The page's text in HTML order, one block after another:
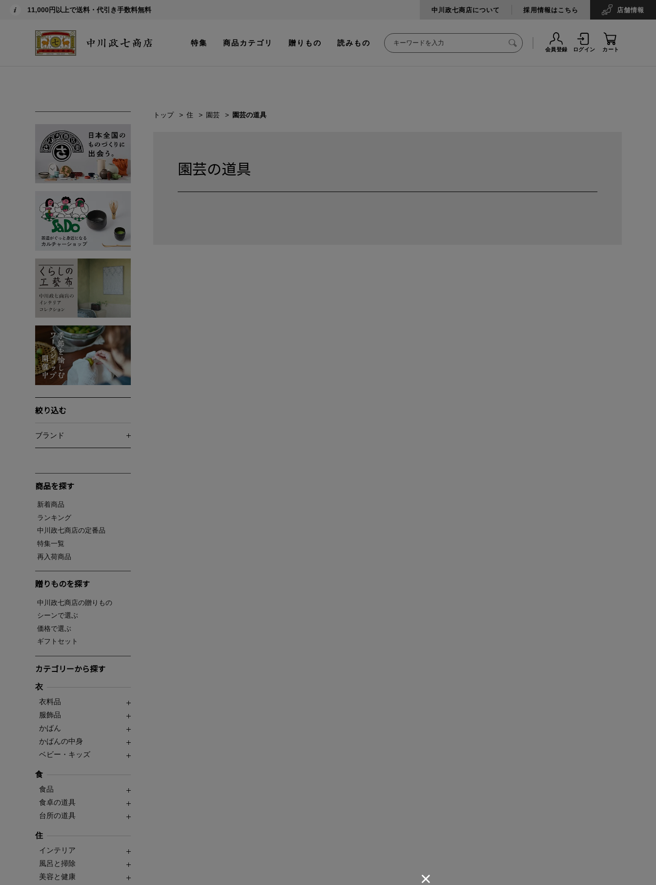
11,000円以上で送料・代引き手数料無料 中川政七商店について 採用情報はこちら 店舗情報
特集 商品カテゴリ 贈りもの 読みもの
会員登録 ログイン カート
絞り込む
ブランド
商品を探す
新着商品
ランキング
中川政七商店の定番品
特集一覧
再入荷商品
贈りものを探す
中川政七商店の贈りもの
シーンで選ぶ
価格で選ぶ
ギフトセット
カテゴリーから探す
衣
衣料品
服飾品
かばん
かばんの中身
ベビー・キッズ
食
食品
食卓の道具
台所の道具
住
インテリア
風呂と掃除
美容と健康
トップ 住 園芸 園芸の道具
園芸の道具